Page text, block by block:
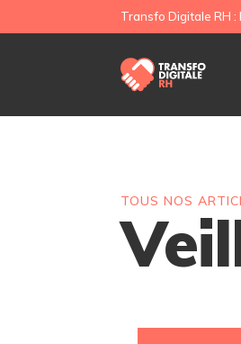
Transfo Digitale RH
TOUS NOS